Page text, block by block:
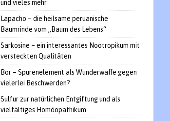
und vieles mehr
Lapacho – die heilsame peruanische
Baumrinde vom „Baum des Lebens“
Sarkosine – ein interessantes Nootropikum mit
versteckten Qualitäten
Bor – Spurenelement als Wunderwaffe gegen
vielerlei Beschwerden?
Sulfur zur natürlichen Entgiftung und als
vielfältiges Homöopathikum